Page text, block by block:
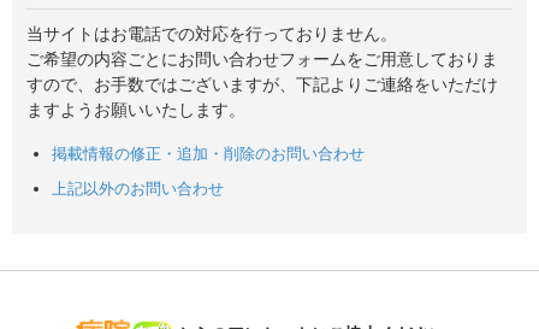
当サイトはお電話での対応を行っておりません。
ご希望の内容ごとにお問い合わせフォームをご用意しておりま
すので、お手数ではございますが、下記よりご連絡をいただけ
ますようお願いいたします。
掲載情報の修正・追加・削除のお問い合わせ
上記以外のお問い合わせ